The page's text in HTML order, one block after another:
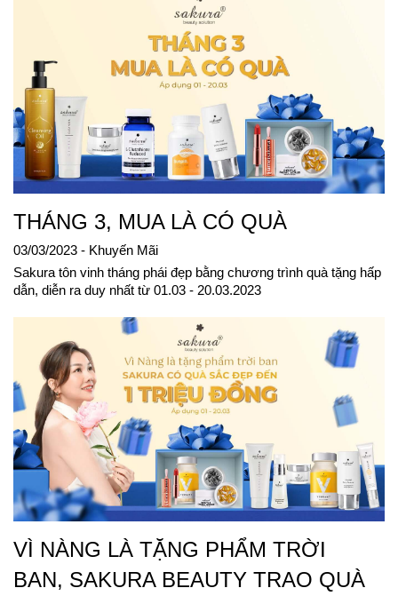
THÁNG 3, MUA LÀ CÓ QUÀ
03/03/2023 - Khuyến Mãi
Sakura tôn vinh tháng phái đẹp bằng chương trình quà tặng hấp
dẫn, diễn ra duy nhất từ 01.03 - 20.03.2023
VÌ NÀNG LÀ TẶNG PHẨM TRỜI
BAN, SAKURA BEAUTY TRAO QUÀ